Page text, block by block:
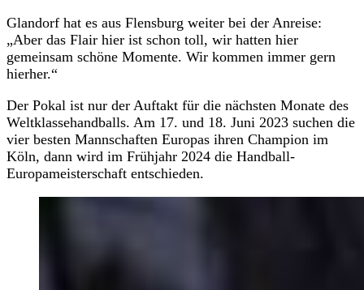
Glandorf hat es aus Flensburg weiter bei der Anreise:
„Aber das Flair hier ist schon toll, wir hatten hier
gemeinsam schöne Momente. Wir kommen immer gern
hierher.“
Der Pokal ist nur der Auftakt für die nächsten Monate des
Weltklassehandballs. Am 17. und 18. Juni 2023 suchen die
vier besten Mannschaften Europas ihren Champion im
Köln, dann wird im Frühjahr 2024 die Handball-
Europameisterschaft entschieden.